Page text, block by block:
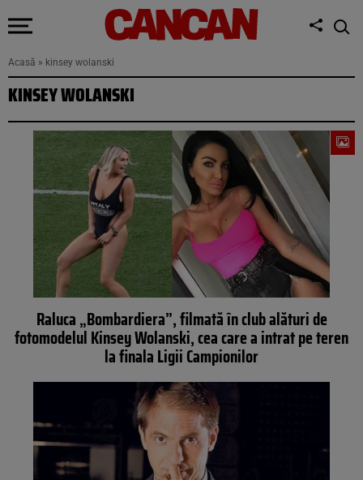
Acasă » kinsey wolanski
KINSEY WOLANSKI
Raluca „Bombardiera”, filmată în club alături de
fotomodelul Kinsey Wolanski, cea care a intrat pe teren
la finala Ligii Campionilor